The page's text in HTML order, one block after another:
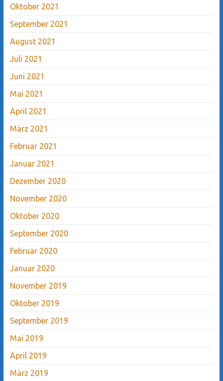
Oktober 2021
September 2021
August 2021
Juli 2021
Juni 2021
Mai 2021
April 2021
März 2021
Februar 2021
Januar 2021
Dezember 2020
November 2020
Oktober 2020
September 2020
Februar 2020
Januar 2020
November 2019
Oktober 2019
September 2019
Mai 2019
April 2019
März 2019